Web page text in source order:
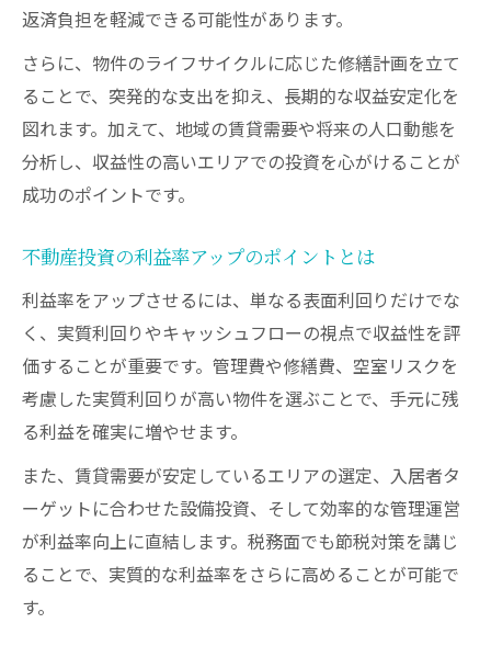
返済負担を軽減できる可能性があります。
さらに、物件のライフサイクルに応じた修繕計画を立て
ることで、突発的な支出を抑え、長期的な収益安定化を
図れます。加えて、地域の賃貸需要や将来の人口動態を
分析し、収益性の高いエリアでの投資を心がけることが
成功のポイントです。
不動産投資の利益率アップのポイントとは
利益率をアップさせるには、単なる表面利回りだけでな
く、実質利回りやキャッシュフローの視点で収益性を評
価することが重要です。管理費や修繕費、空室リスクを
考慮した実質利回りが高い物件を選ぶことで、手元に残
る利益を確実に増やせます。
また、賃貸需要が安定しているエリアの選定、入居者タ
ーゲットに合わせた設備投資、そして効率的な管理運営
が利益率向上に直結します。税務面でも節税対策を講じ
ることで、実質的な利益率をさらに高めることが可能で
す。